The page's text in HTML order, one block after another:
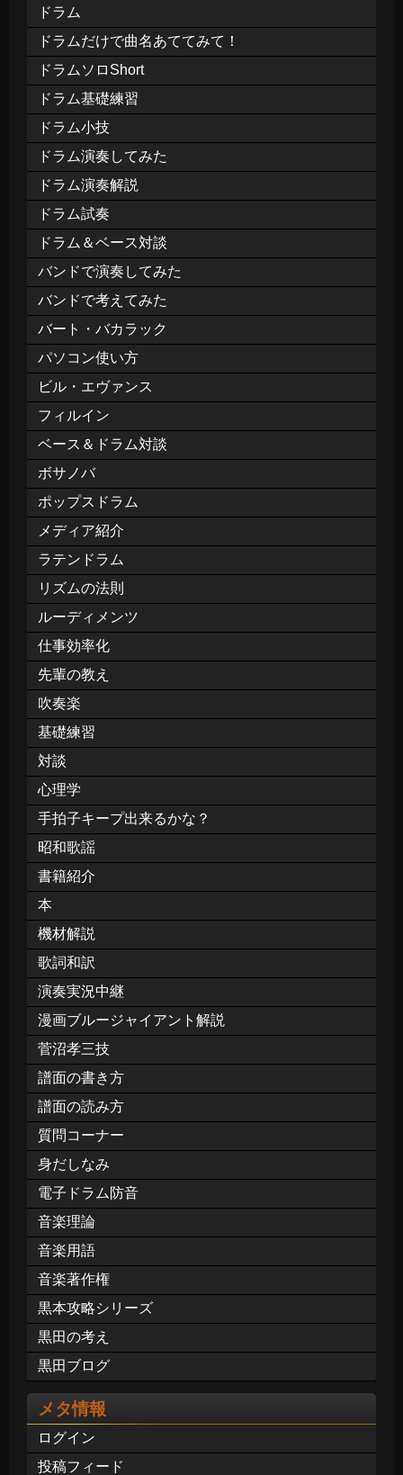
ドラム
ドラムだけで曲名あててみて！
ドラムソロShort
ドラム基礎練習
ドラム小技
ドラム演奏してみた
ドラム演奏解説
ドラム試奏
ドラム＆ベース対談
バンドで演奏してみた
バンドで考えてみた
バート・バカラック
パソコン使い方
ビル・エヴァンス
フィルイン
ベース＆ドラム対談
ボサノバ
ポップスドラム
メディア紹介
ラテンドラム
リズムの法則
ルーディメンツ
仕事効率化
先輩の教え
吹奏楽
基礎練習
対談
心理学
手拍子キープ出来るかな？
昭和歌謡
書籍紹介
本
機材解説
歌詞和訳
演奏実況中継
漫画ブルージャイアント解説
菅沼孝三技
譜面の書き方
譜面の読み方
質問コーナー
身だしなみ
電子ドラム防音
音楽理論
音楽用語
音楽著作権
黒本攻略シリーズ
黒田の考え
黒田ブログ
メタ情報
ログイン
投稿フィード